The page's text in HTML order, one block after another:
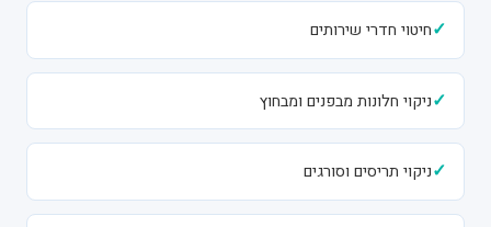
✓חיטוי חדרי שירותים
✓ניקוי חלונות מבפנים ומבחוץ
✓ניקוי תריסים וסורגים